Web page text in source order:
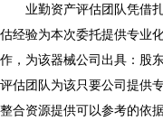
业勤资产评估团队凭借
估经验为本次委托提供专业
作，为该器械公司出具：股
评估团队为该只要公司提供
整合资源提供可以参考的依据